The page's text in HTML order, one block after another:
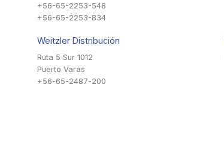
+56-65-2253-548
+56-65-2253-834
Weitzler Distribución
Ruta 5 Sur 1012
Puerto Varas
+56-65-2487-200